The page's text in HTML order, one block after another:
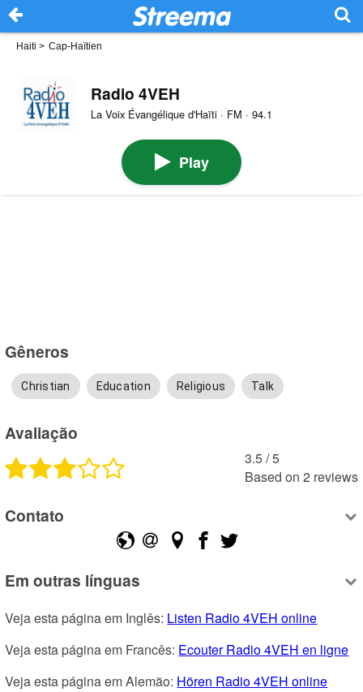
Haiti > Cap-Haïtien
Radio 4VEH
La Voix Évangélique d'Haïti · FM · 94.1
Play
Gêneros
Christian Education Religious Talk
Avaliação
3.5 /5
Based on 2 reviews
Contato
Em outras línguas
Veja esta página em Inglês: Listen Radio 4VEH online
Veja esta página em Francês: Ecouter Radio 4VEH en ligne
Veja esta página em Alemão: Hören Radio 4VEH online